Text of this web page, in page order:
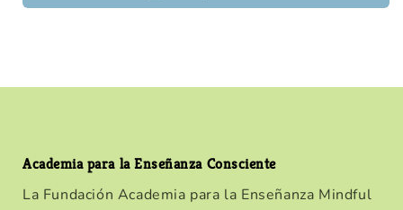
Academia para la Enseñanza Consciente
La Fundación Academia para la Enseñanza Mindful